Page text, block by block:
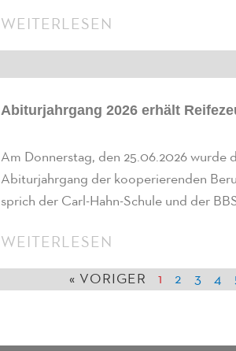
WEITERLESEN
Abiturjahrgang 2026 erhält
Am Donnerstag, den 25.06.2026 wurde
Abiturjahrgang der kooperierenden
sprich der Carl-Hahn-Schule und der
WEITERLESEN
« VORIGER 1 2 3 4